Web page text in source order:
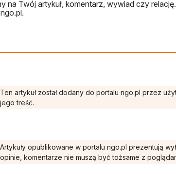
na Twój artykuł, komentarz, wywiad czy
Ten artykuł został dodany do portalu ngo.pl przez
jego treść.
Artykuły opublikowane w portalu ngo.pl prezentują
opinie, komentarze nie muszą być tożsame z